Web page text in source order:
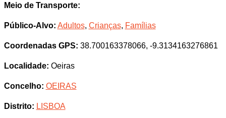
Meio de Transporte:
Público-Alvo: Adultos, Crianças, Famílias
Coordenadas GPS: 38.700163378066, -9.3134163276861
Localidade: Oeiras
Concelho: OEIRAS
Distrito: LISBOA